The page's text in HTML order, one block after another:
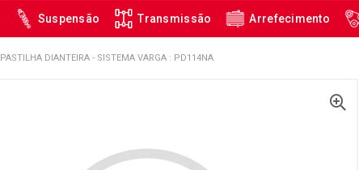
Suspensão Transmissão Arrefecimento
PASTILHA DIANTEIRA - SISTEMA VARGA : PD114NA